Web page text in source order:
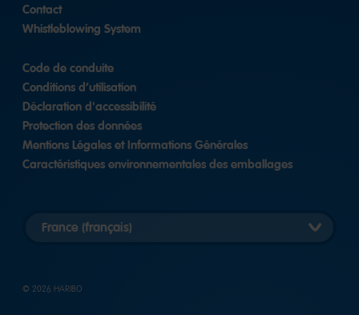
Contact
Whistleblowing System
Code de conduite
Conditions d’utilisation
Déclaration d'accessibilité
Protection des données
Mentions Légales et Informations Générales
Caractéristiques environnementales des emballages
auswählen
© 2026 HARIBO